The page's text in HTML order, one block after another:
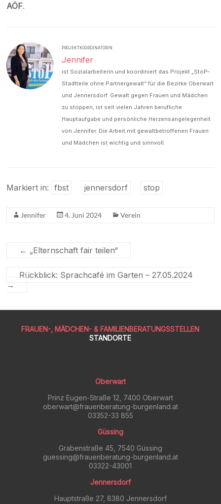
AÖF.
PROJEKTKOORDINATORIN
Jennifer
ist Sozialarbeiterin und koordiniert das Projekt „StoP-
Stadtteile ohne Partnergewalt“ für die Bezirke Oberwart
und Jennersdorf. Gewalt gegen Frauen und Mädchen
zu stoppen, ist seit vielen Jahren berufliche
Hauptaufgabe und persönliche Herzensangelegenheit
von Jennifer. Die Arbeit mit gewaltbetroffenen Frauen
und Mädchen ist wichtig und sinnvoll.
Markiert in: fbst jennersdorf stop
Jennifer 4. Juni 2024 Verein
← „Elternschaft fair teilen“
Rückblick: Sprachcafé im Garten – 27.05.2024
→
FRAUEN-, MÄDCHEN- & FAMILIENBERATUNGSSTELLEN
STANDORTE
Oberwart
Prinz Eugen-Straße 12, 7400 Oberwart
oberwart@frauenberatung-burgenland.at
03352-33 855
Güssing
Grabenstraße 45, 7540 Güssing
guessing@frauenberatung-burgenland.at
03322-43001
Jennersdorf
Hauptstraße 27, 8380 Jennersdorf